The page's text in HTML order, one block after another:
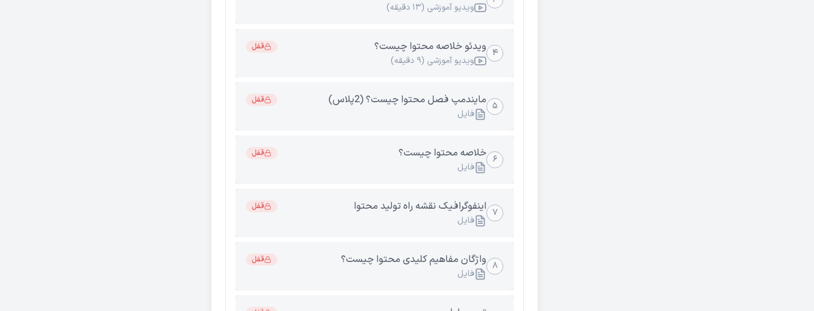
و از همه مهمتر، دوست داری پول خیلی خیلی بیشتری در بیاری(عمدا دوبار از
نام بزن و توی این دوره ثبت نام کن.❗
هم پرداخت کنی🤝🏻
ویدیو آموزشی (۱۳ دقیقه)
۴ ویدئو خلاصه محتوا چیست؟ قفل
ویدیو آموزشی (۹ دقیقه)
۵ مایندمپ فصل محتوا چیست؟ (2پلاس) قفل
فایل
۶ خلاصه محتوا چیست؟ قفل
فایل
۷ اینفوگرافیک نقشه راه تولید محتوا قفل
فایل
۸ واژگان مفاهیم کلیدی محتوا چیست؟ قفل
فایل